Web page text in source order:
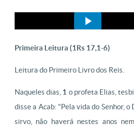
Primeira Leitura (1Rs 17,1-6)
Leitura do Primeiro Livro dos Reis.
Naqueles dias, 1 o profeta Elias,
disse a Acab: "Pela vida do Senhor, o
sirvo, não haverá nestes anos